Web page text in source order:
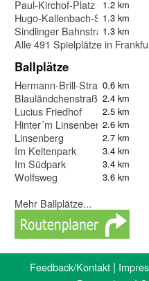
Paul-Kirchof-Platz 1.2 km
Hugo-Kallenbach-Straße
1.3 km
Sindlinger Bahnstraße1.3 km
Alle 491 Spielplätze in
Ballplätze
Hermann-Brill-Straße0.6 km
Blauländchenstraße2.4 km
Lucius Friedhof 2.5 km
Hinter´m Linsenberg2.6 km
Linsenberg 2.7 km
Im Keltenpark 3.4 km
Im Südpark 3.4 km
Wolfsweg 3.6 km
Mehr Ballplätze...
Feedback/Kontakt |